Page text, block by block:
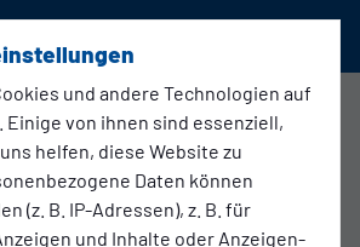
und andere Technologien auf
Einige von ihnen sind essenziell,
helfen, diese Website zu
Daten können
(z. B. IP-Adressen), z. B. für
und Inhalte oder Anzeigen-
02 II - CfR Links II